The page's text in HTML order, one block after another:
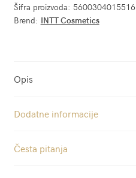
Šifra proizvoda: 5600304015516
Brend: INTT Cosmetics
Opis
Dodatne informacije
Česta pitanja